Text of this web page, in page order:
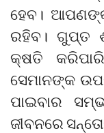
ହେବ।
ରହିବ। ଗୁପ୍ତ
କ୍ଷତି
ସେମାନଙ୍କ
ପାଇବାର
ଜୀବନରେ